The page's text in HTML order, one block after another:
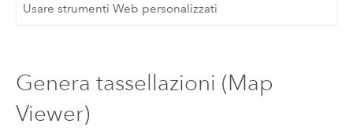
Usare strumenti Web personalizzati
Genera tassellazioni (Map
Viewer)